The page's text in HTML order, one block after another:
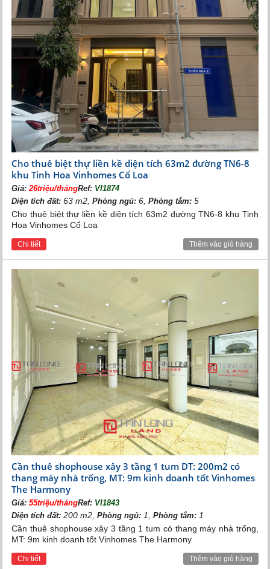
Cho thuê biệt thự liền kề diện tích 63m2 đường TN6-8
khu Tinh Hoa Vinhomes Cổ Loa
Giá:26triệu/thángRef: VI1874
Diện tích đất: 63 m2,Phòng ngủ: 6,Phòng tắm: 5
Cho thuê biệt thự liền kề diện tích 63m2 đường TN6-8 khu Tinh
Hoa Vinhomes Cổ Loa
Chi tiết Thêm vào giỏ hàng
Cần thuê shophouse xây 3 tầng 1 tum DT: 200m2 có
thang máy nhà trống, MT: 9m kinh doanh tốt Vinhomes
The Harmony
Giá:55triệu/thángRef: VI1843
Diện tích đất: 200 m2,Phòng ngủ: 1,Phòng tắm: 1
Cần thuê shophouse xây 3 tầng 1 tum có thang máy nhà trống,
MT: 9m kinh doanh tốt Vinhomes The Harmony
Chi tiết Thêm vào giỏ hàng